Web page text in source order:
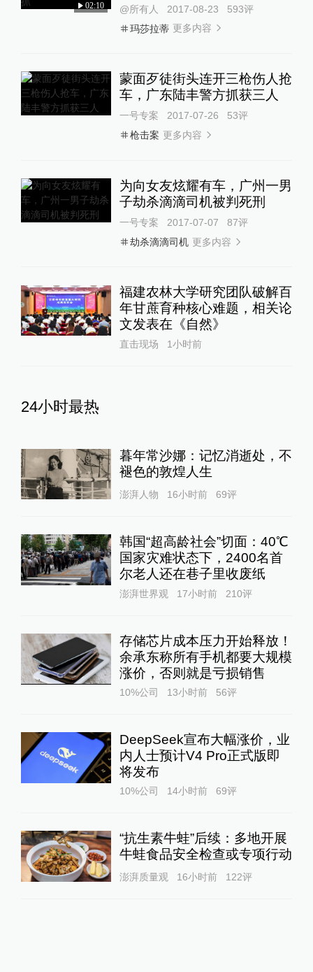
02:10 @所有人 2017-08-23 593评
玛莎拉蒂 更多内容
蒙面歹徒街头连开三枪伤人抢
车，广东陆丰警方抓获三人
一号专案 2017-07-26 53评
枪击案 更多内容
为向女友炫耀有车，广州一男
子劫杀滴滴司机被判死刑
一号专案 2017-07-07 87评
劫杀滴滴司机 更多内容
福建农林大学研究团队破解百
年甘蔗育种核心难题，相关论
文发表在《自然》
直击现场 1小时前
24小时最热
暮年常沙娜：记忆消逝处，不
褪色的敦煌人生
澎湃人物 16小时前 69评
韩国“超高龄社会”切面：40℃
国家灾难状态下，2400名首
尔老人还在巷子里收废纸
澎湃世界观 17小时前 210评
存储芯片成本压力开始释放！
余承东称所有手机都要大规模
涨价，否则就是亏损销售
10%公司 13小时前 56评
DeepSeek宣布大幅涨价，业
内人士预计V4 Pro正式版即
将发布
10%公司 14小时前 69评
“抗生素牛蛙”后续：多地开展
牛蛙食品安全检查或专项行动
澎湃质量观 16小时前 122评